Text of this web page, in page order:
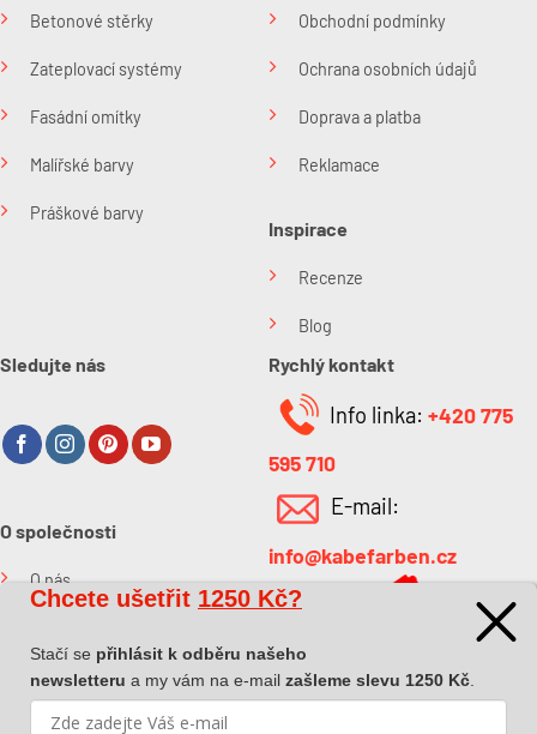
Betonové stěrky
Zateplovací systémy
Fasádní omítky
Malířské barvy
Práškové barvy
Obchodní podmínky
Ochrana osobních údajů
Doprava a platba
Reklamace
Inspirace
Recenze
Blog
Sledujte nás
O společnosti
O nás
Rychlý kontakt
Info linka: +420 775
595 710
E-mail:
info@kabefarben.cz
Chcete ušetřit 1250 Kč?
Stačí se přihlásit k odběru našeho
newsletteru a my vám na e-mail zašleme slevu 1250 Kč